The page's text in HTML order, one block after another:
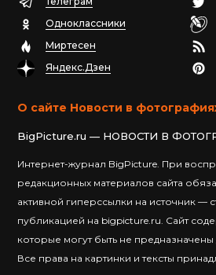
Одноклассники
Миртесен
Яндекс.Дзен
О сайте Новости в
BigPicture.ru — НОВОСТИ В
Интернет-журнал BigPicture. При
редакционных материалов сайта
активной гиперссылки на источник —
публикацией на bigpicture.ru. Сайт
которые могут быть не
Все права на картинки и тексты